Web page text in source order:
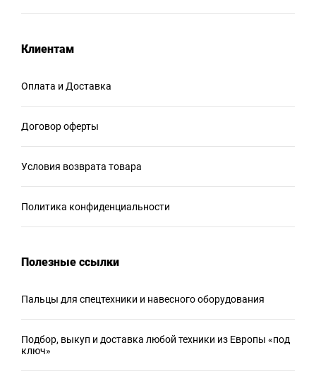
Клиентам
Оплата и Доставка
Договор оферты
Условия возврата товара
Политика конфиденциальности
Полезные ссылки
Пальцы для спецтехники и навесного оборудования
Подбор, выкуп и доставка любой техники из Европы «под
ключ»